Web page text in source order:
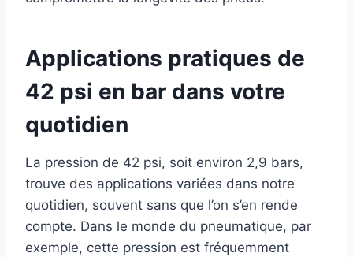
Applications pratiques de
42 psi en bar dans votre
quotidien
La pression de 42 psi, soit environ 2,9 bars,
trouve des applications variées dans notre
quotidien, souvent sans que l’on s’en rende
compte. Dans le monde du pneumatique, par
exemple, cette pression est fréquemment